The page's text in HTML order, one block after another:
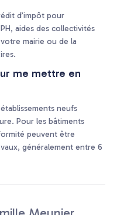
d’impôt pour
aides des collectivités
mairie ou de la
me mettre en
neufs
Pour les bâtiments
peuvent être
généralement entre 6